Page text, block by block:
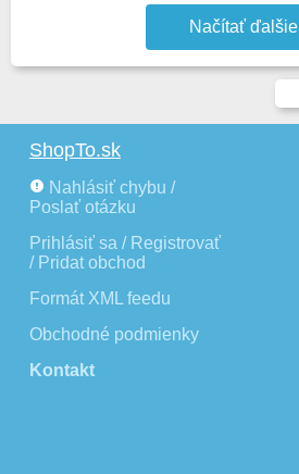
Načítať ďalšie
ShopTo.sk
Nahlásiť chybu /
Poslať otázku
Prihlásiť sa / Registrovať
/ Pridat obchod
Formát XML feedu
Obchodné podmienky
Kontakt